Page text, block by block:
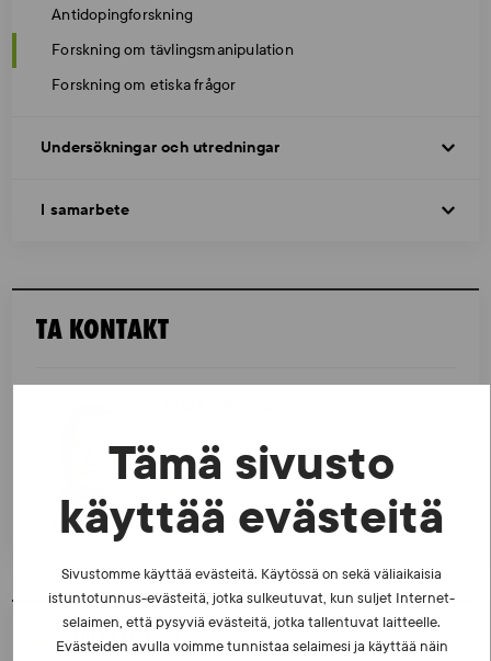
Tämä sivusto
käyttää evästeitä
Sivustomme käyttää evästeitä. Käytössä on sekä väliaikaisia
istuntotunnus-evästeitä, jotka sulkeutuvat, kun suljet Internet-
selaimen, että pysyviä evästeitä, jotka tallentuvat laitteelle.
Evästeiden avulla voimme tunnistaa selaimesi ja käyttää näin
Antidopingforskning
Forskning om tävlingsmanipulation
Forskning om etiska frågor
Undersökningar och utredningar
I samarbete
TA KONTAKT
040 653 6532
TULOSTA SIVU